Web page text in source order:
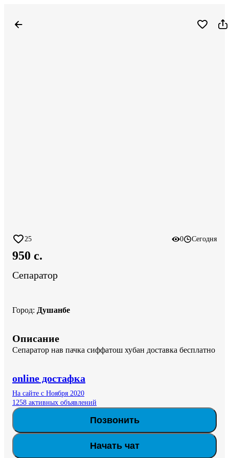
25 0 Сегодня
950 c.
Сепаратор
Город: Душанбе
Описание
Сепаратор нав пачка сиффатош хубан доставка бесплатно
online достафка
На сайте с Ноября 2020
1258 активных объявлений
Позвонить
Начать чат